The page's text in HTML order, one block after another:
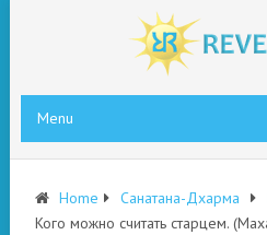
Menu
Home Санатана-Дхарма
Кого можно считать старцем.